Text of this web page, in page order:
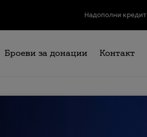
Надополни кредит
Броеви за донации Контакт